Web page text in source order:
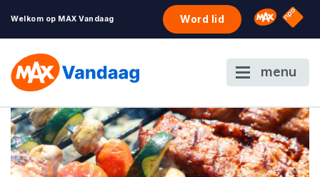
Welkom op MAX Vandaag Word lid Omroep
NPO
menu